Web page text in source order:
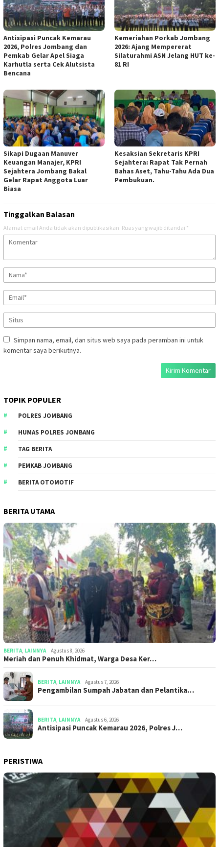
Antisipasi Puncak Kemarau
2026, Polres Jombang dan
Pemkab Gelar Apel Siaga
Karhutla serta Cek Alutsista
Bencana
Kemeriahan Porkab Jombang
2026: Ajang Mempererat
Silaturahmi ASN Jelang HUT ke-
81 RI
Sikapi Dugaan Manuver
Keuangan Manajer, KPRI
Sejahtera Jombang Bakal
Gelar Rapat Anggota Luar
Biasa
Kesaksian Sekretaris KPRI
Sejahtera: Rapat Tak Pernah
Bahas Aset, Tahu-Tahu Ada Dua
Pembukuan.
Tinggalkan Balasan
Alamat email Anda tidak akan dipublikasikan. Ruas yang wajib ditandai *
Simpan nama, email, dan situs web saya pada peramban ini untuk
komentar saya berikutnya.
TOPIK POPULER
POLRES JOMBANG
HUMAS POLRES JOMBANG
TAG BERITA
PEMKAB JOMBANG
BERITA OTOMOTIF
BERITA UTAMA
BERITA, LAINNYA Agustus 8, 2026
Meriah dan Penuh Khidmat, Warga Desa Ker…
BERITA, LAINNYA Agustus 7, 2026
Pengambilan Sumpah Jabatan dan Pelantika…
BERITA, LAINNYA Agustus 6, 2026
Antisipasi Puncak Kemarau 2026, Polres J…
PERISTIWA